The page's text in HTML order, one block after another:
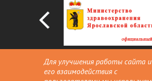
Для улучшения работы сайта и
его взаимодействия с